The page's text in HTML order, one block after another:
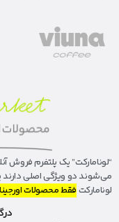
می‌شوند دو ویژگی اصلی دارند
لونامارکت فقط محصولات